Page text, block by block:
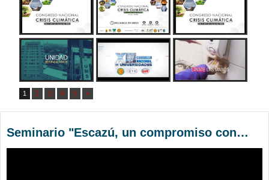
1 2 3 4 5 »
Seminario "Escazú, un compromiso con la vida"